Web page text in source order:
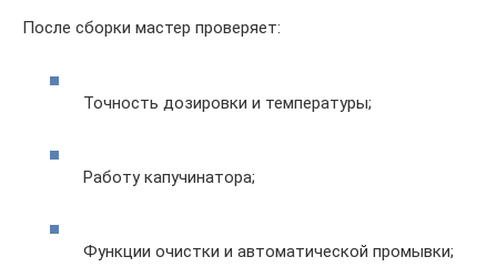
После сборки мастер проверяет:
Точность дозировки и температуры;
Работу капучинатора;
Функции очистки и автоматической промывки;